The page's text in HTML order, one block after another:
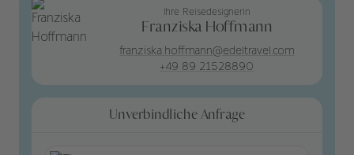
Ihre Reisedesignerin
Franziska Hoffmann
franziska.hoffmann@edeltravel.com
+49 89 21528890
Unverbindliche Anfrage